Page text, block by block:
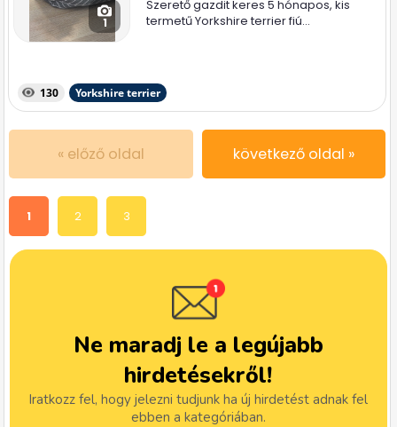
1
Szerető gazdit keres 5 hónapos, kis
termetű Yorkshire terrier fiú...
130 Yorkshire terrier
« előző oldal következő oldal »
1 2 3
Ne maradj le a legújabb
hirdetésekről!
Iratkozz fel, hogy jelezni tudjunk ha új hirdetést adnak fel
ebben a kategóriában.